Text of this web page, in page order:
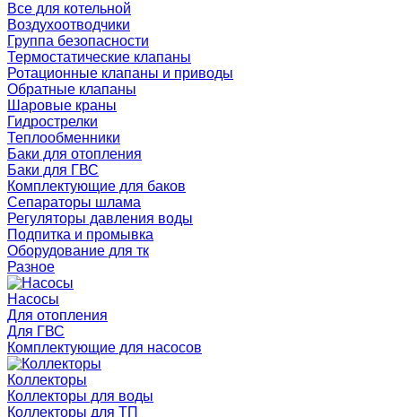
Все для котельной
Воздухоотводчики
Группа безопасности
Термостатические клапаны
Ротационные клапаны и приводы
Обратные клапаны
Шаровые краны
Гидрострелки
Теплообменники
Баки для отопления
Баки для ГВС
Комплектующие для баков
Сепараторы шлама
Регуляторы давления воды
Подпитка и промывка
Оборудование для тк
Разное
Насосы
Для отопления
Для ГВС
Комплектующие для насосов
Коллекторы
Коллекторы для воды
Коллекторы для ТП